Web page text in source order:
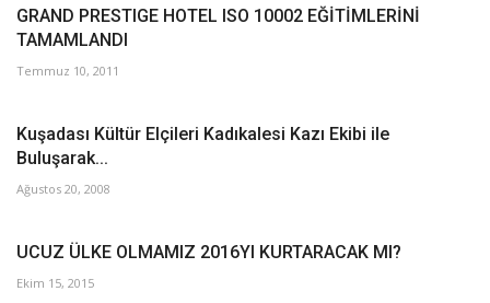
GRAND PRESTIGE HOTEL ISO 10002 EĞİTİMLERİNİ
TAMAMLANDI
Temmuz 10, 2011
Kuşadası Kültür Elçileri Kadıkalesi Kazı Ekibi ile
Buluşarak...
Ağustos 20, 2008
UCUZ ÜLKE OLMAMIZ 2016YI KURTARACAK MI?
Ekim 15, 2015